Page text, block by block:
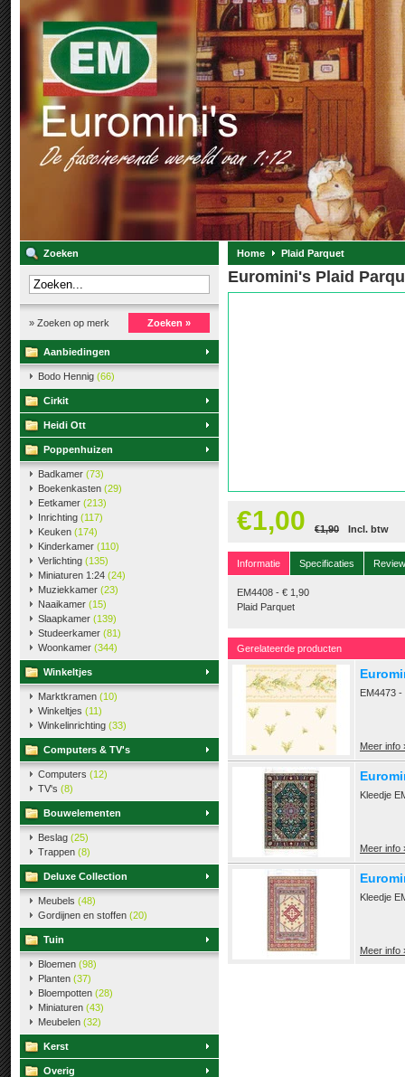
Zoeken
» Zoeken op merk Zoeken »
Aanbiedingen
Bodo Hennig (66)
Cirkit
Heidi Ott
Poppenhuizen
Badkamer (73)
Boekenkasten (29)
Eetkamer (213)
Inrichting (117)
Keuken (174)
Kinderkamer (110)
Verlichting (135)
Miniaturen 1:24 (24)
Muziekkamer (23)
Naaikamer (15)
Slaapkamer (139)
Studeerkamer (81)
Woonkamer (344)
Winkeltjes
Marktkramen (10)
Winkeltjes (11)
Winkelinrichting (33)
Computers & TV's
Computers (12)
TV's (8)
Bouwelementen
Beslag (25)
Trappen (8)
Deluxe Collection
Meubels (48)
Gordijnen en stoffen (20)
Tuin
Bloemen (98)
Planten (37)
Bloempotten (28)
Miniaturen (43)
Meubelen (32)
Kerst
Overig
Home Plaid Parquet
Euromini's Plaid
€1,00 €1,90 Incl. btw
Informatie Specificaties
EM4408 - € 1,90
Plaid Parquet
Gerelateerde producten
EM4473 -
Meer info
Kleedje
Meer info
Kleedje
Meer info